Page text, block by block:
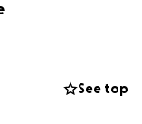
See top